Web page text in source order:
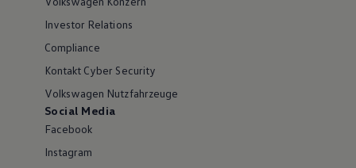
Investor Relations
Compliance
Kontakt Cyber Security
Volkswagen Nutzfahrzeuge
Social Media
Facebook
Instagram